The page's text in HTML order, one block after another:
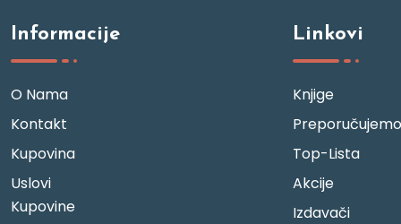
Informacije
O Nama
Kontakt
Kupovina
Uslovi
Kupovine
Linkovi
Knjige
Preporučujemo
Top-Lista
Akcije
Izdavači